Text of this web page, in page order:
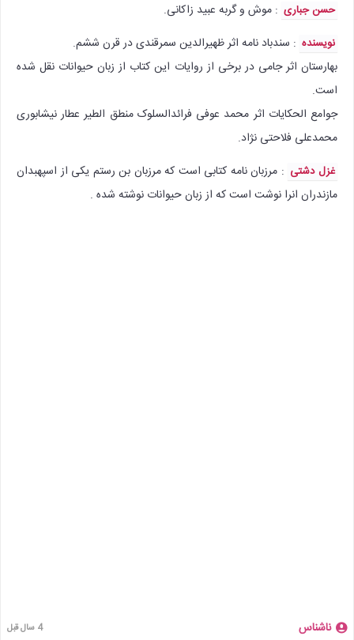
حسن جباری : موش و گربه عبید زاکانی.
نویسنده : سندباد نامه اثر ظهیرالدین سمرقندی در قرن ششم.
بهارستان اثر جامی در برخی از روایات این کتاب از زبان حیوانات نقل شده
است.
جوامع الحکایات اثر محمد عوفى فرائدالسلوک منطق الطیر عطار نیشابوری
محمدعلی فلاحتی نژاد.
غزل دشتی : مرزبان نامه کتابی است که مرزبان بن رستم یکی از اسپهبدان
مازندران انرا نوشت است که از زبان حیوانات نوشته شده .
ناشناس 4 سال قبل